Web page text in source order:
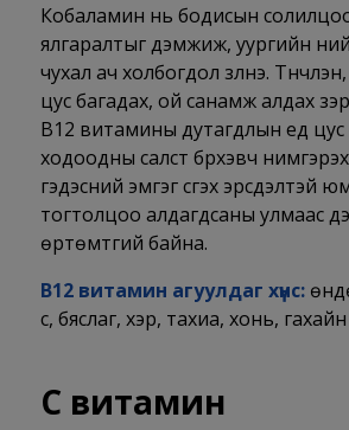
Кобаламин нь бодисын
ялгаралтыг дэмжиж, уургийн
чухал ач холбогдол үзүүлнэ.
цус багадах, ой санамж алдах
В12 витамины дутагдлын үед цус
ходоодны салст бүрхэвч
гэдэсний эмгэг үүсгэх эрсдэлтэй
тогтолцоо алдагдсаны улмаас
өртөмтгий байна.
В12 витамин агуулдаг хүнс:
сүү, бяслаг, үхэр, тахиа, хонь,
С витамин